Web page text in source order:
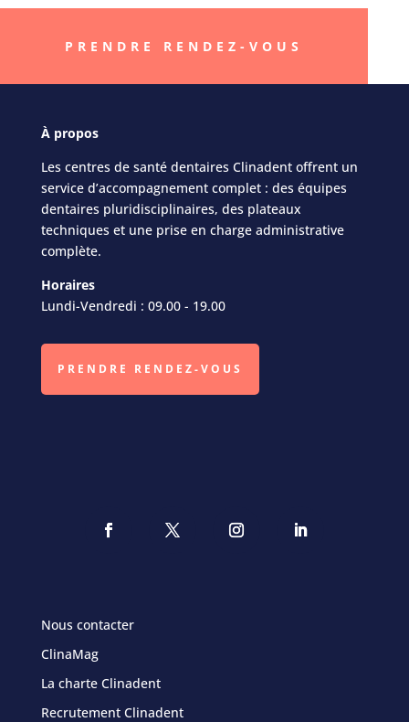
PRENDRE RENDEZ-VOUS
Àpropos
Les centres de santé dentaires Clinadent offrent un
service d’accompagnement complet : des équipes
dentaires pluridisciplinaires, des plateaux
techniques et une prise en charge administrative
complète.
Horaires
Lundi-Vendredi : 09.00 - 19.00
PRENDRE RENDEZ-VOUS
Nous contacter
ClinaMag
La charte Clinadent
Recrutement Clinadent